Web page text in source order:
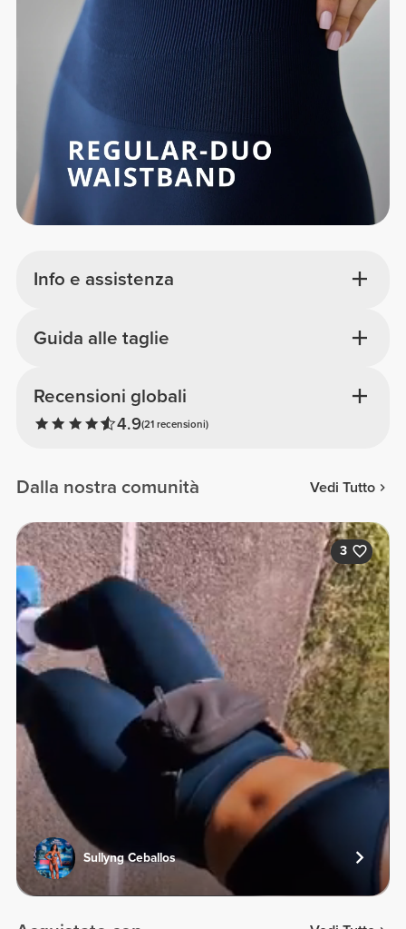
Info e assistenza
Recensioni globali
4.9(21 recensioni)
Guida alle taglie
Dalla nostra comunità Vedi Tutto
3
Sullyng Ceballos